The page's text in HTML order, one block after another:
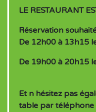
LE RESTAURANT
Réservation
De 12h00 à 13h15
De 19h00 à 20h15
Et n hésitez pas
table par téléphone